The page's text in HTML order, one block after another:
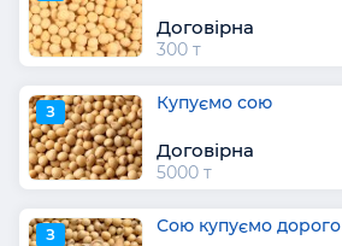
Договірна
300 т
З Купуємо сою
Договірна
5000 т
З Сою купуємо дорого